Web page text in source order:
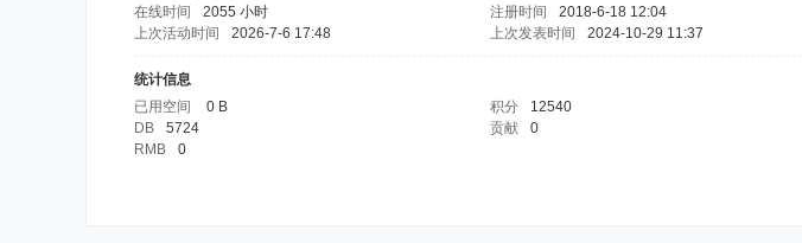
在线时间
2055 小时 注册时间 2018-6-18 12:04
上次活动时间
2026-7-6 17:48 上次发表时间 2024-10-29 11:37
统计信息
已用空间
0 B 积分 12540
DB
5724 贡献 0
RMB
0